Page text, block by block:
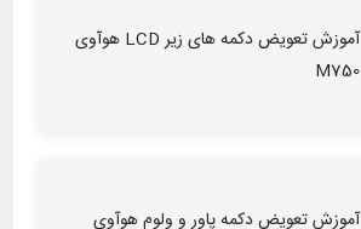
آموزش تعویض دکمه های زیر LCD هوآوی
M750
آموزش تعویض دکمه پاور و ولوم هوآوی